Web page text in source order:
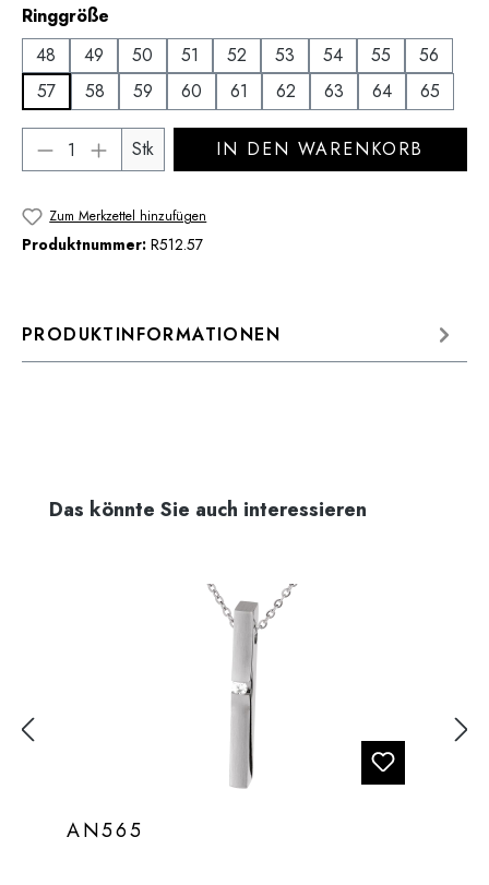
Ringgröße
48
49 50 51 52 53 54 55
56
57
58 59 60 61 62 63 64 65
Produkt Anzahl: Gib den gewünschten
Stk IN DEN WARENKORB
Zum Merkzettel hinzufügen
Produktnummer: R512.57
PRODUKTINFORMATIONEN
Produktgalerie überspringen
Das könnte Sie auch interessieren
AN565